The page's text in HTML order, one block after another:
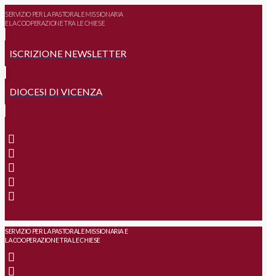
SERVIZIO PER LA PASTORALE MISSIONARIA
E LA COOPERAZIONE TRA LE CHIESE
ISCRIZIONE NEWSLETTER
DIOCESI DI VICENZA
SERVIZIO PER LA PASTORALE MISSIONARIA E
LA COOPERAZIONE TRA LE CHIESE